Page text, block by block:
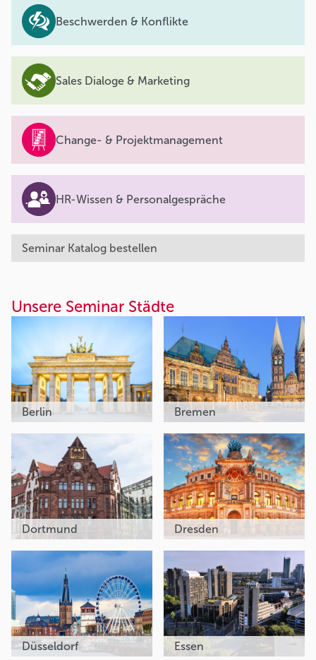
Beschwerden & Konflikte
Sales Dialoge & Marketing
Change- & Projektmanagement
HR-Wissen & Personalgespräche
Seminar Katalog bestellen
Unsere Seminar Städte
Berlin Bremen
Dortmund Dresden
Düsseldorf Essen